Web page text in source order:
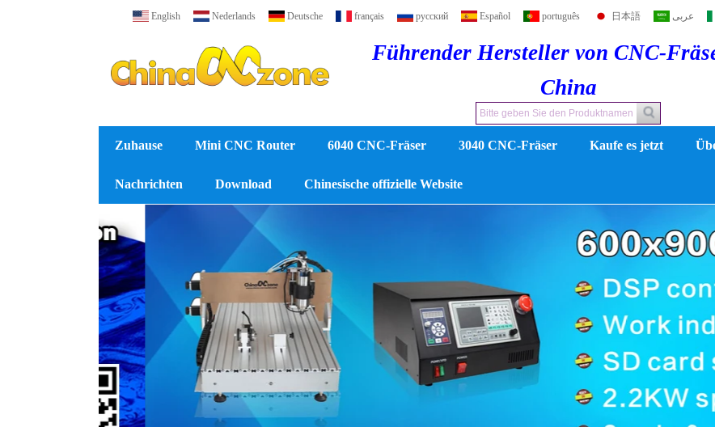
English Nederlands Deutsche français русский Español português 日本語 عربى
Führender Hersteller von CNC-
China
Zuhause Mini CNC Router 6040 CNC-Fräser 3040 CNC-Fräser Kaufe es jetzt
Nachrichten Download Chinesische offizielle Website